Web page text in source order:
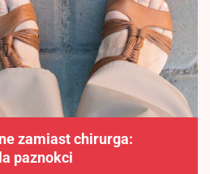
zamiast chirurga:
paznokci